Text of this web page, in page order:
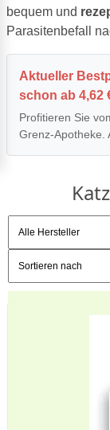
bequem und
Parasitenbefall
Aktueller
schon ab 4,62
Profitieren Sie
Grenz-Apotheke.